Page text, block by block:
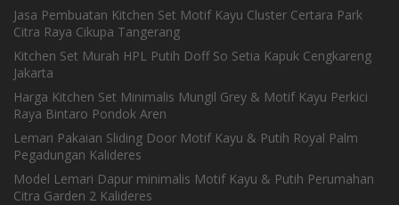
Jasa Pembuatan Kitchen Set Motif Kayu Cluster Certara Park
Citra Raya Cikupa Tangerang
Kitchen Set Murah HPL Putih Doff So Setia Kapuk Cengkareng
Jakarta
Harga Kitchen Set Minimalis Mungil Grey & Motif Kayu Perkici
Raya Bintaro Pondok Aren
Lemari Pakaian Sliding Door Motif Kayu & Putih Royal Palm
Pegadungan Kalideres
Model Lemari Dapur minimalis Motif Kayu & Putih Perumahan
Citra Garden 2 Kalideres